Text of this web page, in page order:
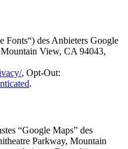
Fonts“) des Anbieters Google
View, CA 94043,
, Opt-Out:
.
“Google Maps” des
Parkway, Mountain